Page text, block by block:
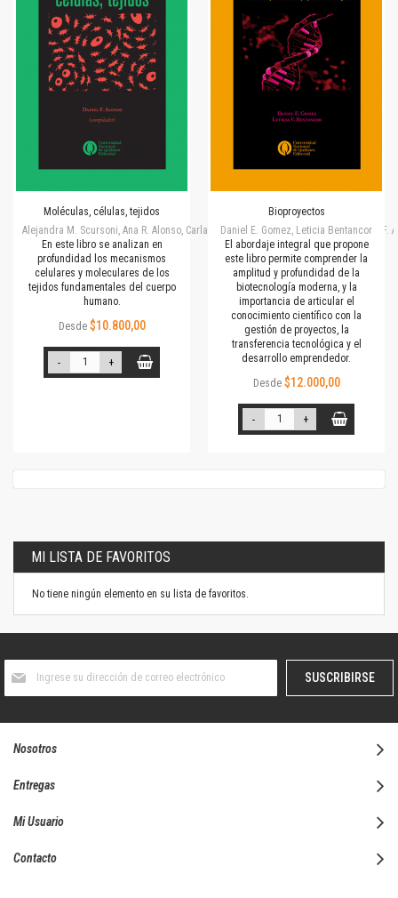
Moléculas, células, tejidos
Alejandra M. Scursoni, Ana R. Alonso, Carla S. Capobianco, Daniel E. Gomez, Daniel
En este libro se analizan en
profundidad los mecanismos
celulares y moleculares de los
tejidos fundamentales del cuerpo
humano.
Desde $10.800,00
- +
Bioproyectos
Daniel E. Gomez, Leticia Bentancor
El abordaje integral que propone
este libro permite comprender la
amplitud y profundidad de la
biotecnología moderna, y la
importancia de articular el
conocimiento científico con la
gestión de proyectos, la
transferencia tecnológica y el
desarrollo emprendedor.
Desde $12.000,00
- +
MI LISTA DE FAVORITOS
No tiene ningún elemento en su lista de favoritos.
boletín
SUSCRIBIRSE
Nosotros
Entregas
Mi Usuario
Contacto